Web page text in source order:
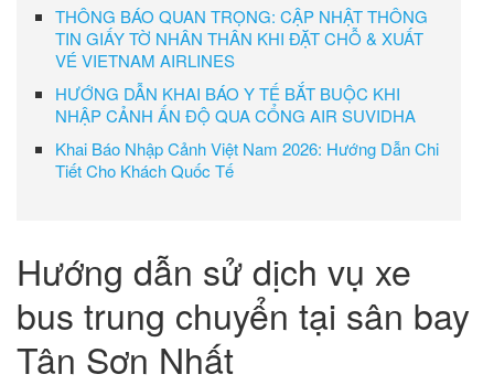
THÔNG BÁO QUAN TRỌNG: CẬP NHẬT THÔNG
TIN GIẤY TỜ NHÂN THÂN KHI ĐẶT CHỖ & XUẤT
VÉ VIETNAM AIRLINES
HƯỚNG DẪN KHAI BÁO Y TẾ BẮT BUỘC KHI
NHẬP CẢNH ẤN ĐỘ QUA CỔNG AIR SUVIDHA
Khai Báo Nhập Cảnh Việt Nam 2026: Hướng Dẫn Chi
Tiết Cho Khách Quốc Tế
Hướng dẫn sử dịch vụ xe
bus trung chuyển tại sân bay
Tân Sơn Nhất